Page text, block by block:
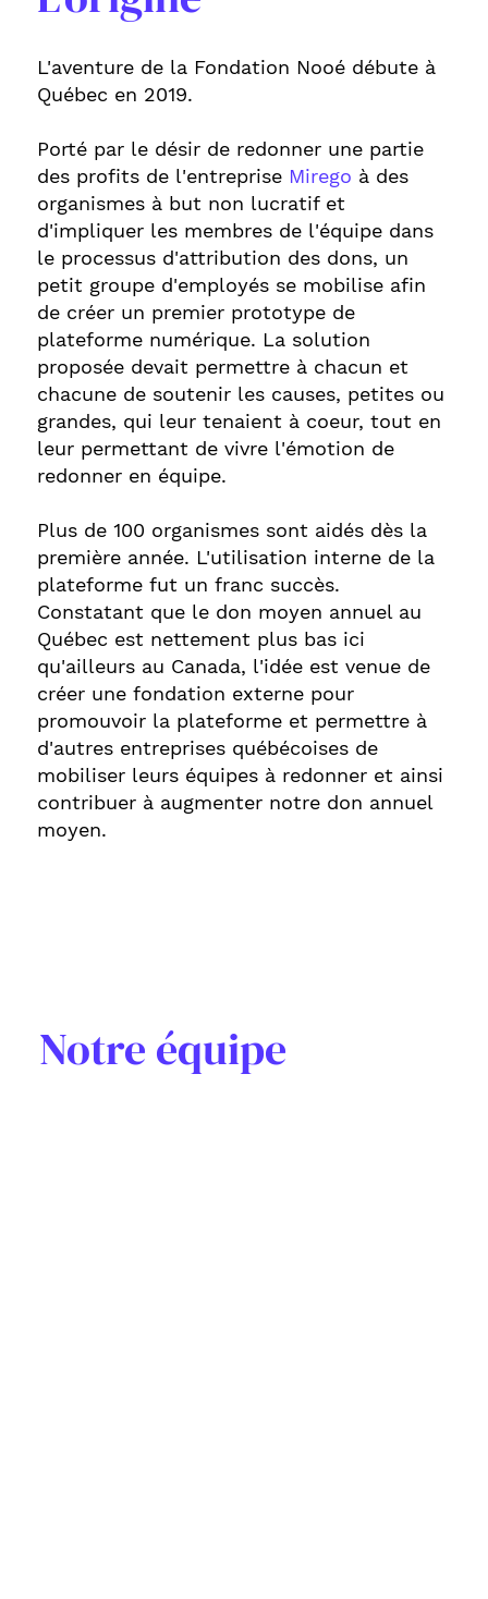
L'aventure de la Fondation Nooé débute à
Québec en 2019.
Porté par le désir de redonner une partie
des profits de l'entreprise Mirego à des
organismes à but non lucratif et
d'impliquer les membres de l'équipe dans
le processus d'attribution des dons, un
petit groupe d'employés se mobilise afin
de créer un premier prototype de
plateforme numérique. La solution
proposée devait permettre à chacun et
chacune de soutenir les causes, petites ou
grandes, qui leur tenaient à coeur, tout en
leur permettant de vivre l'émotion de
redonner en équipe.
Plus de 100 organismes sont aidés dès la
première année. L'utilisation interne de la
plateforme fut un franc succès.
Constatant que le don moyen annuel au
Québec est nettement plus bas ici
qu'ailleurs au Canada, l'idée est venue de
créer une fondation externe pour
promouvoir la plateforme et permettre à
d'autres entreprises québécoises de
mobiliser leurs équipes à redonner et ainsi
contribuer à augmenter notre don annuel
moyen.
Notre équipe